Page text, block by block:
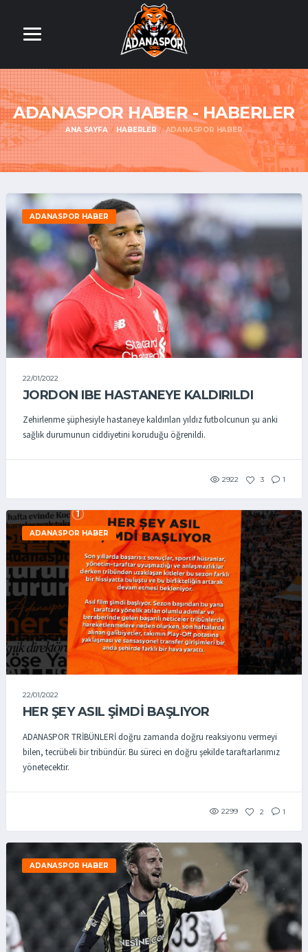
ADANASPOR HABER - HABERLER
ANA SAYFA HABERLER ADANASPOR HABER
ADANASPOR HABER
22/01/2022
JORDON IBE HASTANEYE KALDIRILDI
Zehirlenme şüphesiyle hastaneye kaldırılan yıldız futbolcunun şu anki
sağlık durumunun ciddiyetini koruduğu öğrenildi.
2922 3 1
ADANASPOR HABER
22/01/2022
HER ŞEY ASIL ŞİMDİ BAŞLIYOR
ADANASPOR TRİBÜNLERİ doğru zamanda doğru reaksiyonu vermeyi
bilen, tecrübeli bir tribündür. Bu süreci en doğru şekilde taraftarlarımız
yönetecektir.
2299 2 1
ADANASPOR HABER